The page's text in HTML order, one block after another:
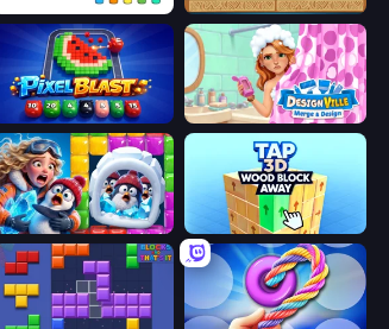
Cups - Water Sort Puzzle Sudoku Online
Pixel Blast Designville: Merge & Design
Captain Blast